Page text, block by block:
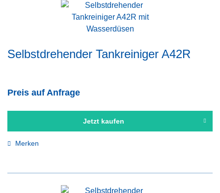
Selbstdrehender Tankreiniger A42R
Preis auf Anfrage
Jetzt kaufen
Merken